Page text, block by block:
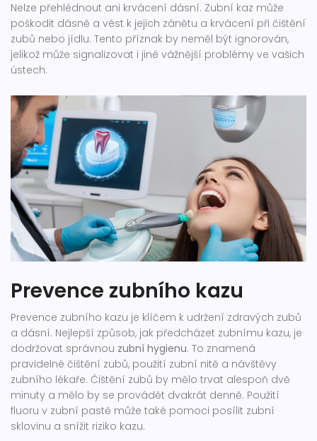
Nelze přehlédnout ani krvácení dásní. Zubní kaz může
poškodit dásně a vést k jejich zánětu a krvácení při čištění
zubů nebo jídlu. Tento příznak by neměl být ignorován,
jelikož může signalizovat i jiné vážnější problémy ve vašich
ústech.
Prevence zubního kazu
Prevence zubního kazu je klíčem k udržení zdravých zubů
a dásní. Nejlepší způsob, jak předcházet zubnímu kazu, je
dodržovat správnou zubní hygienu. To znamená
pravidelné čištění zubů, použití zubní nitě a návštěvy
zubního lékaře. Čištění zubů by mělo trvat alespoň dvě
minuty a mělo by se provádět dvakrát denně. Použití
fluoru v zubní pastě může také pomoci posílit zubní
sklovinu a snížit riziko kazu.